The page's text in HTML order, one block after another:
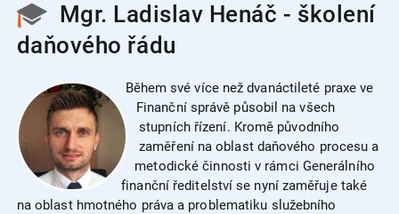
Mgr. Ladislav Henáč - školení
daňového řádu
Během své více než dvanáctileté praxe ve
Finanční správě působil na všech
stupních řízení. Kromě původního
zaměření na oblast daňového procesu a
metodické činnosti v rámci Generálního
finanční ředitelství se nyní zaměřuje také
na oblast hmotného práva a problematiku služebního